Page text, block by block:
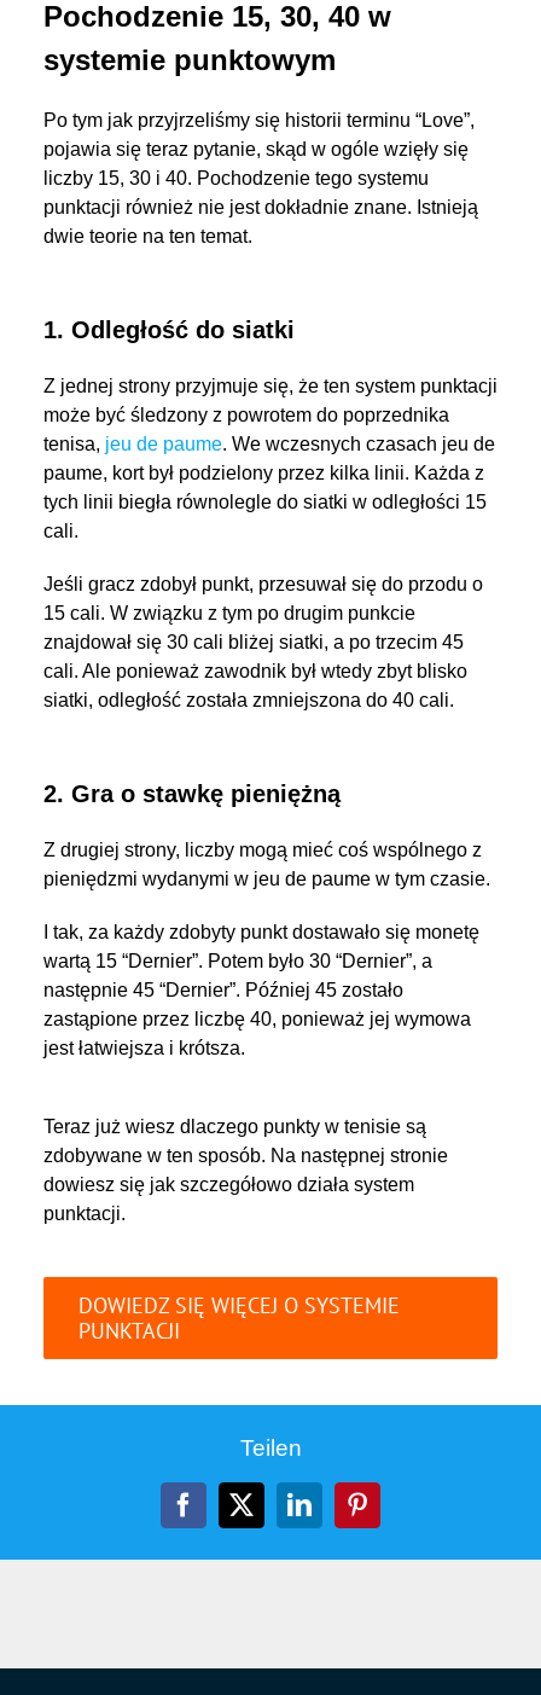
Pochodzenie 15, 30, 40 w
systemie punktowym
Po tym jak przyjrzeliśmy się historii terminu “Love”,
pojawia się teraz pytanie, skąd w ogóle wzięły się
liczby 15, 30 i 40. Pochodzenie tego systemu
punktacji również nie jest dokładnie znane. Istnieją
dwie teorie na ten temat.
1. Odległość do siatki
Z jednej strony przyjmuje się, że ten system punktacji
może być śledzony z powrotem do poprzednika
tenisa, jeu de paume. We wczesnych czasach jeu de
paume, kort był podzielony przez kilka linii. Każda z
tych linii biegła równolegle do siatki w odległości 15
cali.
Jeśli gracz zdobył punkt, przesuwał się do przodu o
15 cali. W związku z tym po drugim punkcie
znajdował się 30 cali bliżej siatki, a po trzecim 45
cali. Ale ponieważ zawodnik był wtedy zbyt blisko
siatki, odległość została zmniejszona do 40 cali.
2. Gra o stawkę pieniężną
Z drugiej strony, liczby mogą mieć coś wspólnego z
pieniędzmi wydanymi w jeu de paume w tym czasie.
I tak, za każdy zdobyty punkt dostawało się monetę
wartą 15 “Dernier”. Potem było 30 “Dernier”, a
następnie 45 “Dernier”. Później 45 zostało
zastąpione przez liczbę 40, ponieważ jej wymowa
jest łatwiejsza i krótsza.
Teraz już wiesz dlaczego punkty w tenisie są
zdobywane w ten sposób. Na następnej stronie
dowiesz się jak szczegółowo działa system
punktacji.
DOWIEDZ SIĘ WIĘCEJ O SYSTEMIE
PUNKTACJI
Teilen
Facebook
X LinkedInPinterest